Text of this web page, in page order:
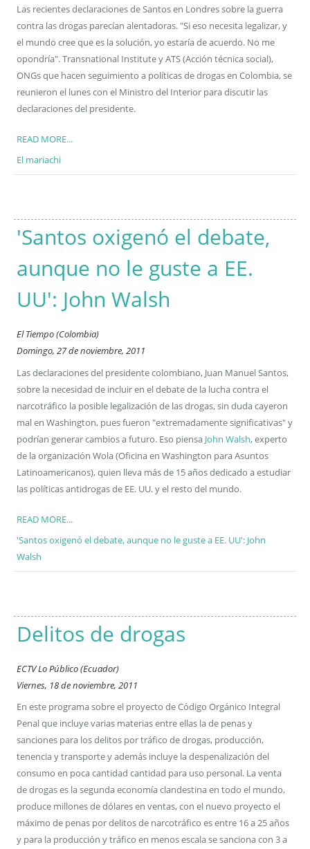
Las recientes declaraciones de Santos en Londres sobre la guerra
contra las drogas parecían alentadoras. "Si eso necesita legalizar, y
el mundo cree que es la solución, yo estaría de acuerdo. No me
opondría". Transnational Institute y ATS (Acción técnica social),
ONGs que hacen seguimiento a políticas de drogas en Colombia, se
reunieron el lunes con el Ministro del Interior para discutir las
declaraciones del presidente.
READ MORE...
El mariachi
'Santos oxigenó el debate,
aunque no le guste a EE.
UU': John Walsh
El Tiempo (Colombia)
Domingo, 27 de noviembre, 2011
Las declaraciones del presidente colombiano, Juan Manuel Santos,
sobre la necesidad de incluir en el debate de la lucha contra el
narcotráfico la posible legalización de las drogas, sin duda cayeron
mal en Washington, pues fueron "extremadamente significativas" y
podrían generar cambios a futuro. Eso piensa John Walsh, experto
de la organización Wola (Oficina en Washington para Asuntos
Latinoamericanos), quien lleva más de 15 años dedicado a estudiar
las políticas antidrogas de EE. UU. y el resto del mundo.
READ MORE...
'Santos oxigenó el debate, aunque no le guste a EE. UU': John
Walsh
Delitos de drogas
ECTV Lo Público (Ecuador)
Viernes, 18 de noviembre, 2011
En este programa sobre el proyecto de Código Orgánico Integral
Penal que incluye varias materias entre ellas la de penas y
sanciones para los delitos por tráfico de drogas, producción,
tenencia y transporte y además incluye la despenalización del
consumo en poca cantidad cantidad para uso personal. La venta
de drogas es la segunda economía clandestina en todo el mundo,
produce millones de dólares en ventas, con el nuevo proyecto el
máximo de penas por delitos de narcotráfico es entre 16 a 25 años
y para la producción y tráfico en menos escala se sanciona con 3 a